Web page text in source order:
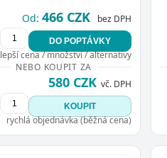
Od: 466 CZK bez DPH
DO POPTÁVKY
lepší cena / množství / alternativy
NEBO KOUPIT ZA
580 CZK vč. DPH
KOUPIT
rychlá objednávka (běžná cena)